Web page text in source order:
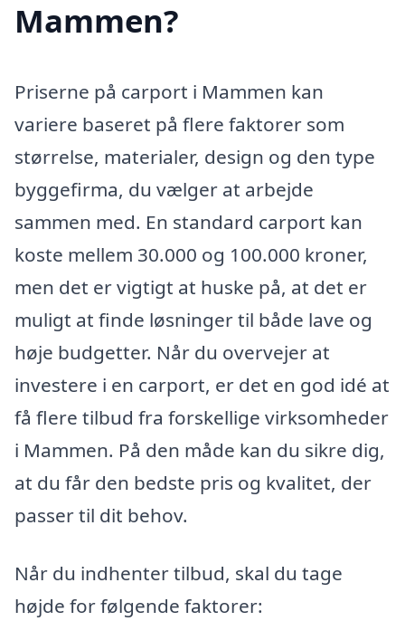
Mammen?
Priserne på carport i Mammen kan
variere baseret på flere faktorer som
størrelse, materialer, design og den type
byggefirma, du vælger at arbejde
sammen med. En standard carport kan
koste mellem 30.000 og 100.000 kroner,
men det er vigtigt at huske på, at det er
muligt at finde løsninger til både lave og
høje budgetter. Når du overvejer at
investere i en carport, er det en god idé at
få flere tilbud fra forskellige virksomheder
i Mammen. På den måde kan du sikre dig,
at du får den bedste pris og kvalitet, der
passer til dit behov.
Når du indhenter tilbud, skal du tage
højde for følgende faktorer: